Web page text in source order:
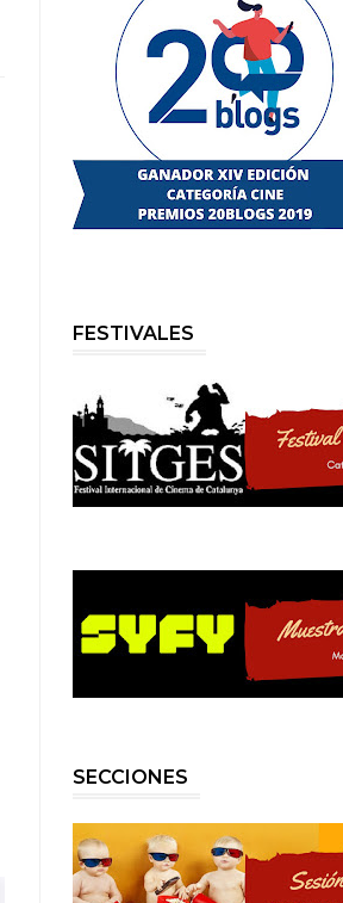
FESTIVALES
SECCIONES